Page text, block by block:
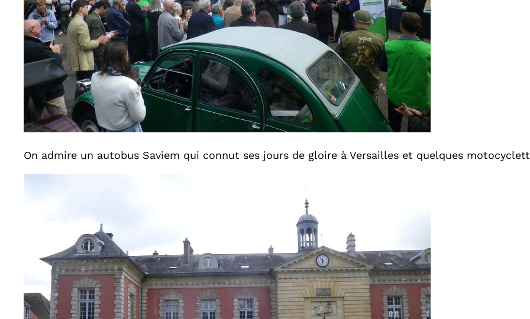
On admire un autobus Saviem qui connut ses jours de gloire à Versailles et quelques